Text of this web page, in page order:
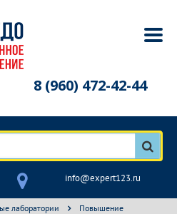
8 (960) 472-42-44
info@expert123.ru
лаборатории
Повышение